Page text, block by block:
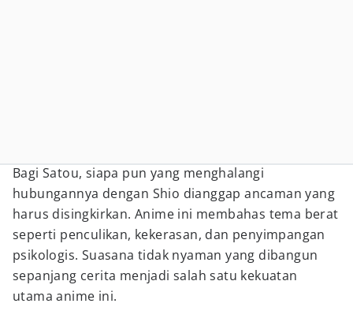
Bagi Satou, siapa pun yang menghalangi
hubungannya dengan Shio dianggap ancaman yang
harus disingkirkan. Anime ini membahas tema berat
seperti penculikan, kekerasan, dan penyimpangan
psikologis. Suasana tidak nyaman yang dibangun
sepanjang cerita menjadi salah satu kekuatan
utama anime ini.